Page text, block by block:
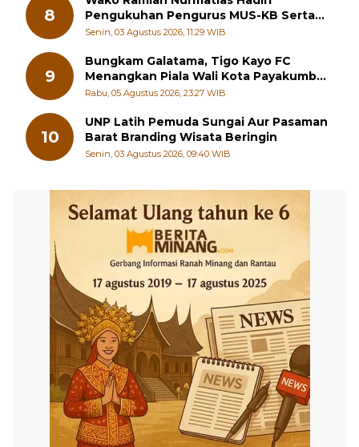
8
Pengukuhan Pengurus MUS-KB Serta
LMKB Periode 2026-2031,
Senin, 03 Agustus 2026, 11:29 WIB
9
Bungkam Galatama, Tigo Kayo FC
Menangkan Piala Wali Kota Payakumbuh
Cup 2026
Rabu, 05 Agustus 2026, 23:27 WIB
10
UNP Latih Pemuda Sungai Aur Pasaman
Barat Branding Wisata Beringin
Senin, 03 Agustus 2026, 09:40 WIB